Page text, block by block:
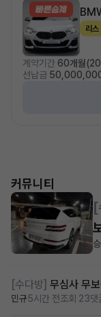
리스
계약기간 60개월
선납금
커뮤니티
[수다방] 무심사 무
민규5시간 전조회 23댓
[